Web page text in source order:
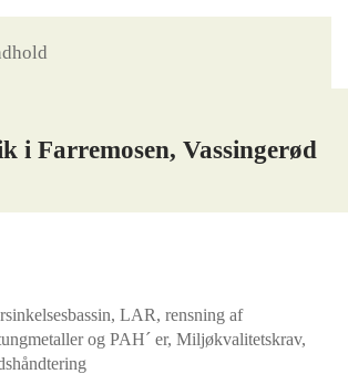
i Farremosen, Vassingerød
LAR, rensning af
og PAH´ er, Miljøkvalitetskrav,